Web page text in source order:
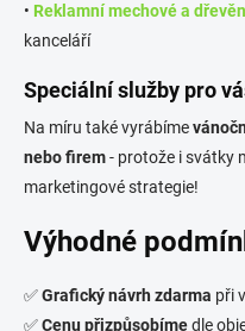
• Reklamní mechové a
kanceláří
Speciální služby pro
Na míru také vyrábíme
nebo firem- protože i svátky
marketingové strategie!
Výhodné
✅Grafický návrh zdarma při
✅Cenu přizpůsobímedle